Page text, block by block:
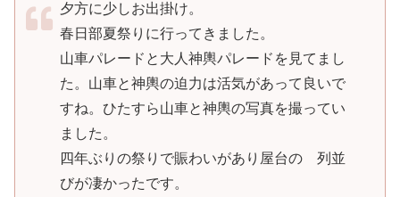
夕方に少しお出掛け。
春日部夏祭りに行ってきました。
山車パレードと大人神輿パレードを見てまし
た。山車と神輿の迫力は活気があって良いで
すね。ひたすら山車と神輿の写真を撮ってい
ました。
四年ぶりの祭りで賑わいがあり屋台の 列並
びが凄かったです。